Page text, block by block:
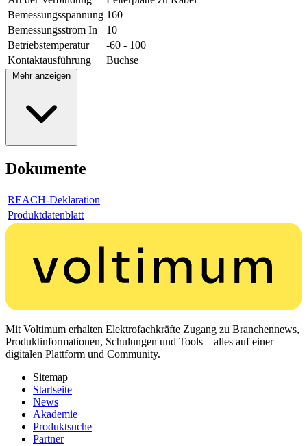
Bemessungsspannung 160
Bemessungsstrom In
10
Betriebstemperatur
-60 - 100
Kontaktausführung
Buchse
Mehr anzeigen
Dokumente
REACH-Deklaration
Produktdatenblatt
Mit Voltimum erhalten Elektrofachkräfte Zugang zu Branchennews,
Produktinformationen, Schulungen und Tools – alles auf einer
digitalen Plattform und Community.
Sitemap
Startseite
News
Akademie
Produktsuche
Partner